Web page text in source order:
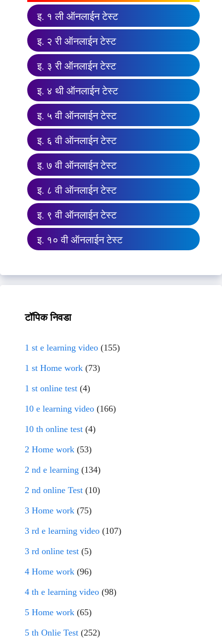
इ. १ ली ऑनलाईन टेस्ट
इ. २ री ऑनलाईन टेस्ट
इ. ३ री ऑनलाईन टेस्ट
इ. ४ थी ऑनलाईन टेस्ट
इ. ५ वी ऑनलाईन टेस्ट
इ. ६ वी ऑनलाईन टेस्ट
इ. ७ वी ऑनलाईन टेस्ट
इ. ८ वी ऑनलाईन टेस्ट
इ. ९ वी ऑनलाईन टेस्ट
इ. १० वी ऑनलाईन टेस्ट
टॉपिक निवडा
1 st e learning video (155)
1 st Home work (73)
1 st online test (4)
10 e learning video (166)
10 th online test (4)
2 Home work (53)
2 nd e learning (134)
2 nd online Test (10)
3 Home work (75)
3 rd e learning video (107)
3 rd online test (5)
4 Home work (96)
4 th e learning video (98)
5 Home work (65)
5 th Onlie Test (252)